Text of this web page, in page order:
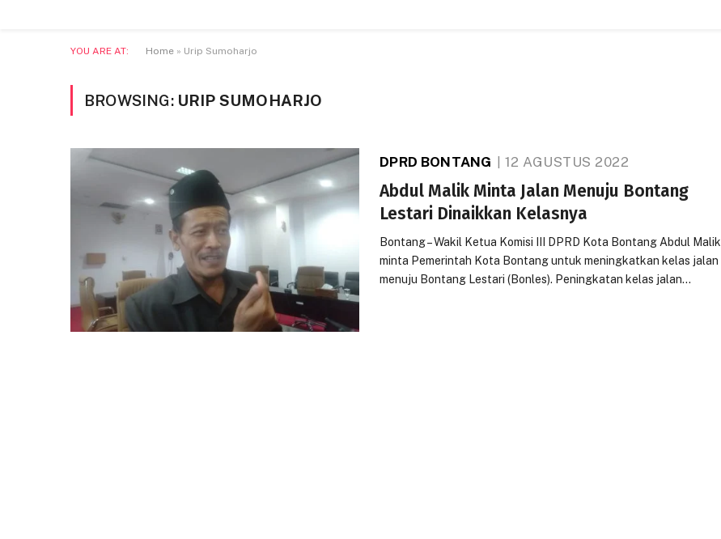
YOU ARE AT: Home » Urip Sumoharjo
BROWSING: URIP SUMOHARJO
DPRD BONTANG 12 AGUSTUS 2022
Abdul Malik Minta Jalan Menuju Bontang
Lestari Dinaikkan Kelasnya
Bontang – Wakil Ketua Komisi III DPRD Kota Bontang Abdul Malik,
minta Pemerintah Kota Bontang untuk meningkatkan kelas jalan
menuju Bontang Lestari (Bonles). Peningkatan kelas jalan…